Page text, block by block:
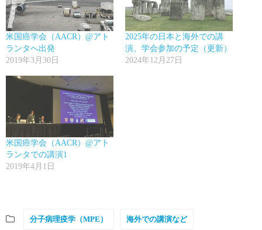
米国癌学会（AACR）@アト
ランタへ出発
2019年3月30日
2025年の日本と海外での講
演、学会参加の予定（更新）
2024年12月27日
米国癌学会（AACR）@アト
ランタでの講演1
2019年4月1日
分子病理疫学（MPE） 海外での講演など